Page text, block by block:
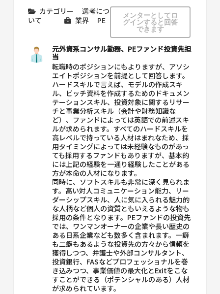
カテゴリー
選考につ
いて
業界 PE
メンターとしてロ
グインすると回答
できます
元外資系コンサル勤務、PEファンド投資先担
当
転職時のポジションにもよりますが、アソシ
エイトポジションを前提として回答します。
ハードスキルで言えば、モデルの作成スキ
ル、ピッチ資料を作成するためのドキュメン
テーションスキル、投資対象に関するリサー
チと事業分析スキル（会計や財務知識な
ど）、ファンドによっては英語での前述スキ
ルが求められます。すべてのハードスキルを
高レベルで持っている人材はまれなため、採
用タイミングによっては未経験なものがあっ
ても採用するファンドもありますが、基本的
には上記の経験を一通り経験したことがある
方が本命の人材になります。
同時に、ソフトスキルも非常に深く見られま
す。高い対人コミュニケーション能力、リー
ダーシップスキル、人に気に入られる魅力的
な人柄など個人の資質ともいえるような物も
採用の条件となります。PEファンドの投資先
では、ワンマンオーナーの企業や長い歴史の
ある日系企業なども数多く含まれます。一癖
も二癖もあるような投資先の方々から信頼を
獲得しつつ、弁護士や外部コンサルタント、
投資銀行、FASなどプロフェッショナルを巻
き込みつつ、事業価値の最大化とExitをこな
すことができる（ポテンシャルのある）人材
が求められています。